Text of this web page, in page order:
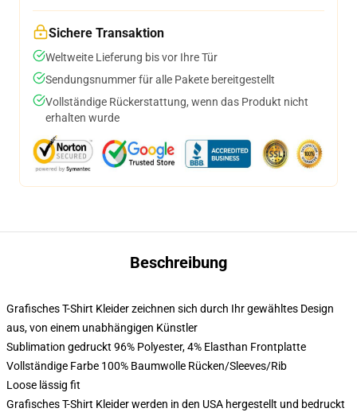
Sichere Transaktion
Weltweite Lieferung bis vor Ihre Tür
Sendungsnummer für alle Pakete bereitgestellt
Vollständige Rückerstattung, wenn das Produkt nicht
erhalten wurde
Beschreibung
Grafisches T-Shirt Kleider zeichnen sich durch Ihr gewähltes Design
aus, von einem unabhängigen Künstler
Sublimation gedruckt 96% Polyester, 4% Elasthan Frontplatte
Vollständige Farbe 100% Baumwolle Rücken/Sleeves/Rib
Loose lässig fit
Grafisches T-Shirt Kleider werden in den USA hergestellt und bedruckt